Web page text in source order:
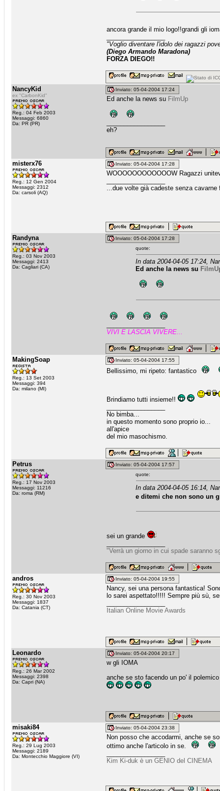
ancora grande il mio logo!!grandi gli
"Voglio diventare l'idolo dei ragazzi
(Diego Armando Maradona)
FORZA DIEGO!!
NancyKid
ex "CarbonKid"
Reg.: 04 Feb 2003
Messaggi: 6860
Da: PR (PR)
Inviato: 05-04-2004 17:24
Ed anche la news su FilmUp
eh?
misterx76
Reg.: 12 Gen 2004
Messaggi: 2312
Da: carsoli (AQ)
Inviato: 05-04-2004 17:28
WOOOOOOOOOOOOW Ragazzi
...due volte già cadeste senza
Randyna
Reg.: 03 Nov 2003
Messaggi: 2413
Da: Cagliari (CA)
Inviato: 05-04-2004 17:28
quote:
In data 2004-04-05 17:24,
Ed anche la news su
VIVI E LASCIA VIVERE...
MakingSoap
Reg.: 13 Set 2003
Messaggi: 394
Da: milano (MI)
Inviato: 05-04-2004 17:55
Bellissimo, mi ripeto: fantastico
Brindiamo tutti insieme!!
No bimba...
in questo momento sono proprio io...
all'apice
del mio masochismo.
Petrus
Reg.: 17 Nov 2003
Messaggi: 11216
Da: roma (RM)
Inviato: 05-04-2004 17:57
quote:
In data 2004-04-05 16:14,
e ditemi che non sono un
sei un grande
"Verrà un giorno in cui spade saranno
andros
Reg.: 30 Nov 2003
Messaggi: 1837
Da: Catania (CT)
Inviato: 05-04-2004 19:55
Nancy, sei una persona fantastica!
lo sarei aspettato!!!!! Sempre più sù,
Italian Online Movie Awards
Leonardo
Reg.: 26 Mar 2002
Messaggi: 2398
Da: Capri (NA)
Inviato: 05-04-2004 20:17
w gli IOMA
anche se sto facendo un po' il
misaki84
Reg.: 29 Lug 2003
Messaggi: 2189
Da: Montecchio Maggiore (VI)
Inviato: 05-04-2004 23:38
Non posso che accodarmi, anche se
ottimo anche l'articolo in se.
Kim Ki-duk è un GENIO del CINEMA